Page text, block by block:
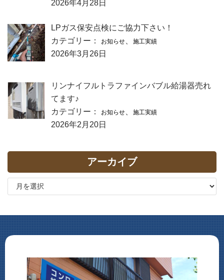
2026年4月28日
LPガス保安点検にご協力下さい！
カテゴリー：
お知らせ 施工実績
2026年3月26日
リンナイフルトラファインバブル給湯器売れ
てます♪
カテゴリー：
お知らせ 施工実績
2026年2月20日
アーカイブ